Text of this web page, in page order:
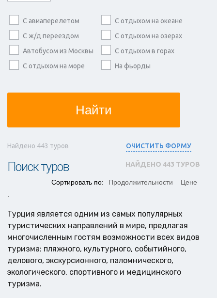
С авиаперелетом
С ж/д переездом
Автобусом из Москвы
С отдыхом на море
С отдыхом на океане
С отдыхом на озерах
С отдыхом в горах
На фьорды
Найти
Найдено 443 туров ОЧИСТИТЬ ФОРМУ
Поиск туров НАЙДЕНО 443 ТУРОВ
Сортировать по: Продолжительности Цене
.
Турция является одним из самых популярных
туристических направлений в мире, предлагая
многочисленным гостям возможности всех видов
туризма: пляжного, культурного, событийного,
делового, экскурсионного, паломнического,
экологического, спортивного и медицинского
туризма.